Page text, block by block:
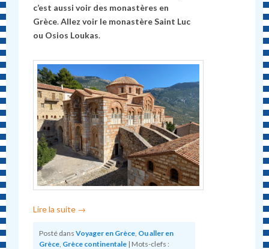
c’est aussi voir des monastères en
Grèce.Allez voir le monastère Saint Luc
ou Osios Loukas.
Lire la suite →
Posté dans Voyager en Grèce Ou aller en
Grèce Grèce continentale | Mots-clefs :